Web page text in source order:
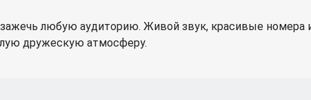
зажечь любую аудиторию. Живой звук, красивые номера
дружескую атмосферу.